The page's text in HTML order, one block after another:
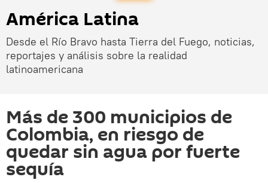
América Latina
Desde el Río Bravo hasta Tierra del Fuego, noticias,
reportajes y análisis sobre la realidad
latinoamericana
Más de 300 municipios de
Colombia, en riesgo de
quedar sin agua por fuerte
sequía